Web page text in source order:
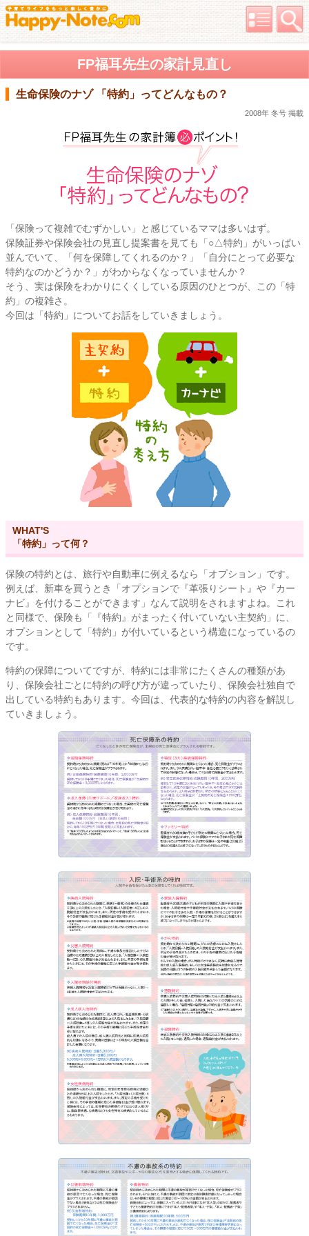
FP福耳先生の家計見直し
生命保険のナゾ 「特約」ってどんなもの？
2008年 冬号 掲載
「保険って複雑でむずかしい」と感じているママは多いはず。
保険証券や保険会社の見直し提案書を見ても「○△特約」がいっぱい
並んでいて、「何を保障してくれるのか？」「自分にとって必要な
特約なのかどうか？」がわからなくなっていませんか？
そう、実は保険をわかりにくくしている原因のひとつが、この「特
約」の複雑さ。
今回は「特約」についてお話をしていきましょう。
WHAT'S
「特約」って何？
保険の特約とは、旅行や自動車に例えるなら「オプション」です。
例えば、新車を買うとき「オプションで『革張りシート』や『カー
ナビ』を付けることができます」なんて説明をされますよね。これ
と同様で、保険も「『特約』がまったく付いていない主契約」に、
オプションとして「特約」が付いているという構造になっているの
です。
特約の保障についてですが、特約には非常にたくさんの種類があ
り、保険会社ごとに特約の呼び方が違っていたり、保険会社独自で
出している特約もあります。今回は、代表的な特約の内容を解説し
ていきましょう。